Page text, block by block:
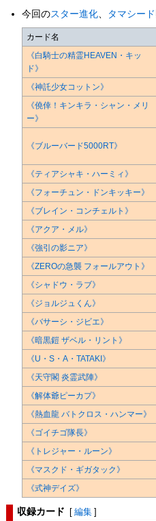
今回のスター進化 タマシード
カード名
《白騎士の精霊HEAVEN・キッ
ド》
《神託少女コットン》
《僥倖！キンキラ・シャン・メリ
ー》
《ブルーバード5000RT》
《ティアシャキ・ハーミィ》
《フォーチュン・ドンキッキー》
《ブレイン・コンチェルト》
《アクア・メル》
《強引の影ニア》
《ZEROの急襲 フォールアウト》
《シャドウ・ラブ》
《ジョルジュくん》
《バサーシ・ジビエ》
《暗黒鎧 ザベル・リント》
《U・S・A・TATAKI》
《天守閣 炎霊武陣》
《解体爺ピーカプ》
《熱血龍 バトクロス・ハンマー》
《ゴイチゴ隊長》
《トレジャー・ルーン》
《マスクド・ギガタック》
《式神デイズ》
収録カード [ 編集 ]